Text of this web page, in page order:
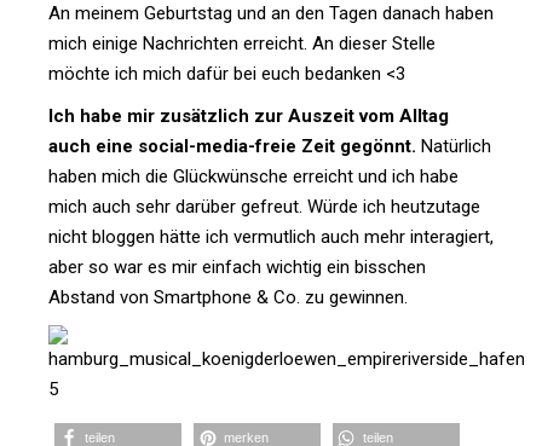
An meinem Geburtstag und an den Tagen danach haben
mich einige Nach­richten erreicht. An dieser Stelle
möchte ich mich dafür bei euch bedanken <3
Ich habe mir zusätz­lich zur Aus­zeit vom Alltag
auch eine social-media-freie Zeit gegönnt. Natür­lich
haben mich die Glück­wün­sche erreicht und ich habe
mich auch sehr dar­über gefreut. Würde ich heut­zu­tage
nicht bloggen hätte ich ver­mut­lich auch mehr inter­agiert,
aber so war es mir ein­fach wichtig ein biss­chen
Abstand von Smart­phone & Co. zu gewinnen.
teilen merken teilen